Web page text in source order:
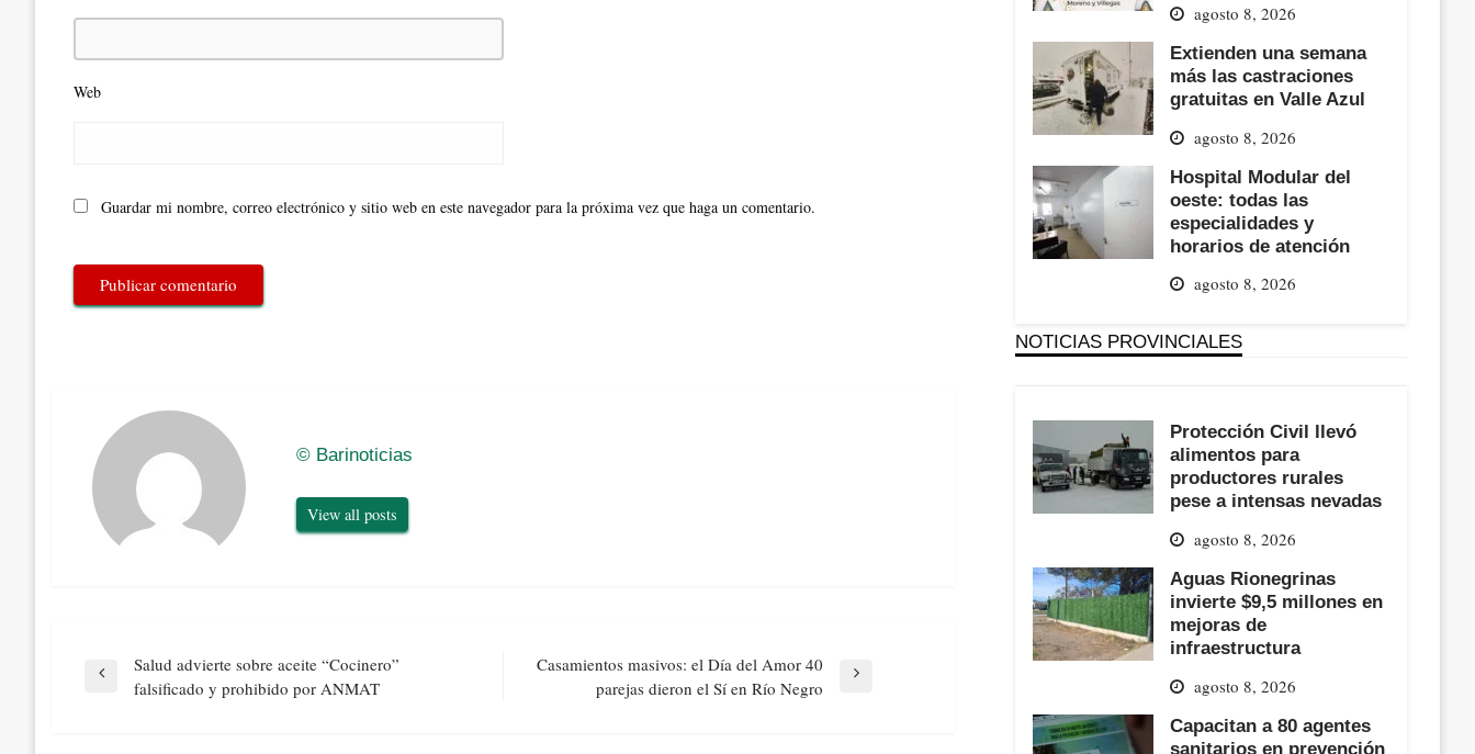
Web
Guardar mi nombre, correo electrónico y sitio web en este navegador para la próxima vez que haga un comentario.
© Barinoticias
View all posts
Navegación
Previous
Salud advierte sobre aceite “Cocinero”
falsificado y prohibido por ANMAT
Casamientos masivos: el Día del Amor 40
parejas dieron el Sí en Río Negro
agosto 8, 2026
Extienden una semana
más las castraciones
gratuitas en Valle Azul
agosto 8, 2026
Hospital Modular del
oeste: todas las
especialidades y
horarios de atención
agosto 8, 2026
NOTICIAS PROVINCIALES
Protección Civil llevó
alimentos para
productores rurales
pese a intensas nevadas
agosto 8, 2026
Aguas Rionegrinas
invierte $9,5 millones en
mejoras de
infraestructura
agosto 8, 2026
Capacitan a 80 agentes
sanitarios en prevención